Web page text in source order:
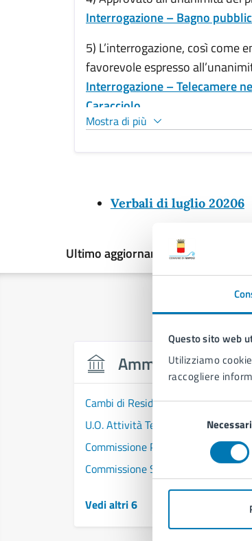
Questo sito web
Utilizziamo
raccogliere
Selezione
del
consenso
Necessari
Interrogazione – Bagno
5) L’interrogazione, così come
favorevole espresso
Interrogazione – Telecamere
Caracciolo
Mostra di più
Verbali di luglio 20206
Ultimo aggiornamento:28/07/
Amministrazione
Cambi di Residenza - Municipalità 1
U.O. Attività Tecniche - Municipalità
Commissione Politiche Sociali di
Commissione Scuola di Municipalità 1
Vedi altri 6